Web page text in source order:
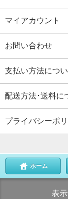
マイアカウント
お問い合わせ
支払い方法につ
配送方法･送料に
プライバシーポ
ホーム
表